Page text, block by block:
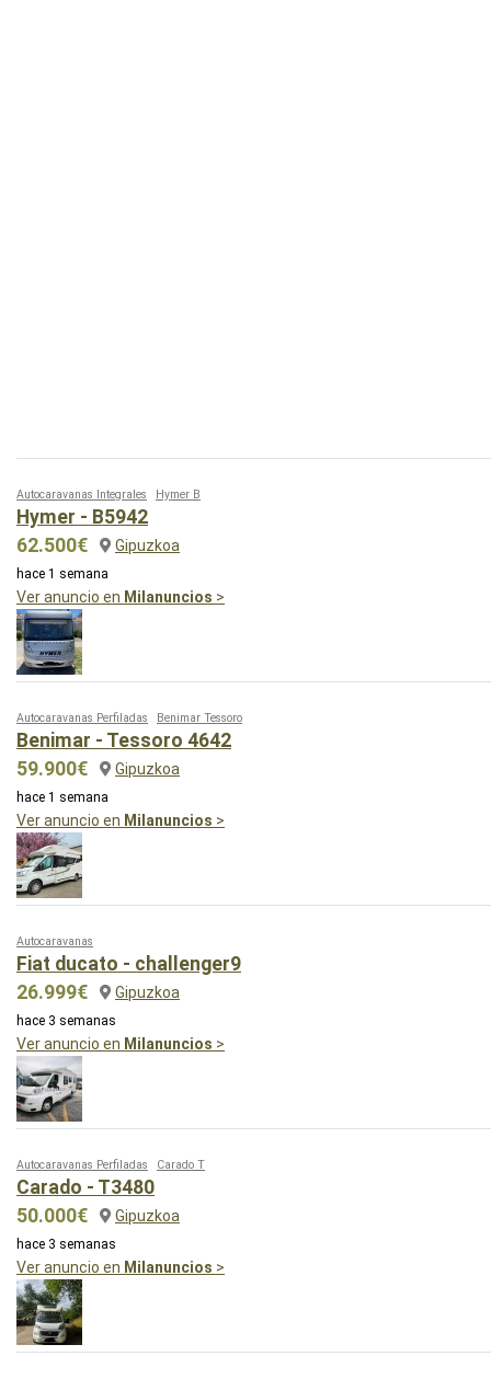
Autocaravanas Integrales Hymer B
Hymer - B5942
62.500€
Gipuzkoa
hace 1 semana
Ver anuncio en Milanuncios >
Autocaravanas Perfiladas Benimar Tessoro
Benimar - Tessoro 4642
59.900€
Gipuzkoa
hace 1 semana
Ver anuncio en Milanuncios >
Autocaravanas
Fiat ducato - challenger9
26.999€
Gipuzkoa
hace 3 semanas
Ver anuncio en Milanuncios >
Autocaravanas Perfiladas Carado T
Carado - T3480
50.000€
Gipuzkoa
hace 3 semanas
Ver anuncio en Milanuncios >